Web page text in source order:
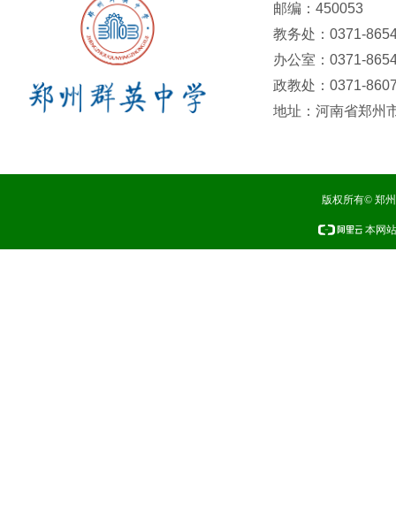
邮编：450053
教务处：0371-
办公室：0371-
政教处：0371-
地址：河南省郑州
版权所有© 郑
本网